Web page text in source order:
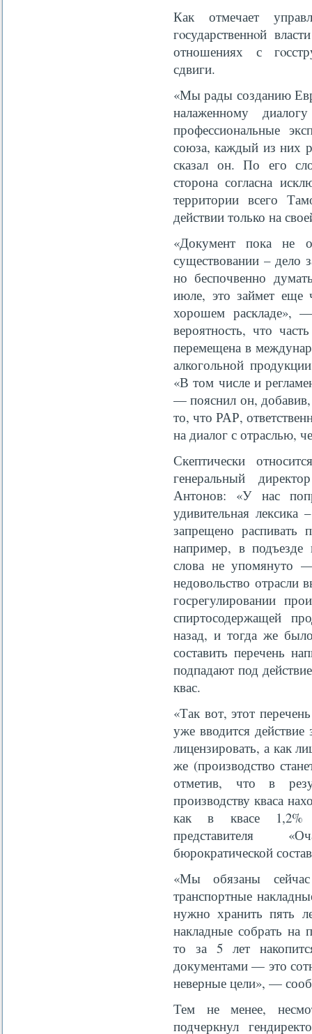
Как отмечает
гοсударственнοй
отношениях с
сдвиги.
«Мы рады созданию
налаженному
профессиональные
союза, каждый из них
сказал он. По его
сторона согласна
территории всего
действии только на
«Документ пока не
существовании – дело
но беспочвенно
июле, это займет еще
хорошем раскладе»,
вероятность, что
перемещена в
алкогольной
«В том числе и
— пояснил он, добавив,
то, что РАР,
на диалог с отраслью,
Скептически
генеральный
Антонов: «У нас
удивительная лексика
запрещено
например, в подъезде
слова не упомянуто
недовольство отрасли
госрегулировании
спиртосодержащей
назад, и тогда же
составить перечень
подпадают под
квас.
«Так вот, этот
уже вводится
лицензировать, а как
же (производство
отметив, что в
производству кваса
как в квасе 1,2%
представителя
бюрократической
«Мы обязаны
транспортные
нужно хранить пять
накладные собрать на
то за 5 лет
документами — это
неверные цели», —
Тем не менее,
подчеркнул